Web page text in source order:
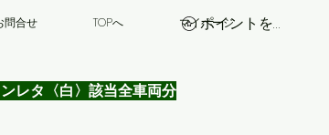
ポイントを表示
問合せ TOPへ マイページ
レタ〈白〉該当全車両分